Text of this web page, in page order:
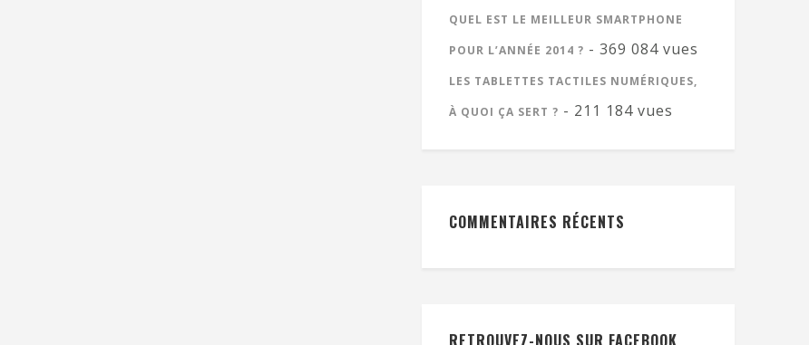
QUEL EST LE MEILLEUR SMARTPHONE
POUR L’ANNÉE 2014 ? - 369 084 vues
LES TABLETTES TACTILES NUMÉRIQUES,
À QUOI ÇA SERT ? - 211 184 vues
COMMENTAIRES RÉCENTS
RETROUVEZ-NOUS SUR FACEBOOK